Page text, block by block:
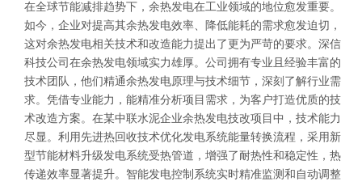
在全球节能减排趋势下，余热发电在工业领域的地位愈发重要。
如今，企业对提高其余热发电效率、降低能耗的需求愈发迫切，
这对余热发电相关技术和改造能力提出了更为严苛的要求。深信
科技公司在余热发电领域实力雄厚。公司拥有专业且经验丰富的
技术团队，他们精通余热发电原理与技术细节，深刻了解行业需
求。凭借专业能力，能精准分析项目需求，为客户打造优质的技
术改造方案。在某中联水泥企业余热发电技改项目中，技术能力
尽显。利用先进热回收技术优化发电系统能量转换流程，采用新
型节能材料升级发电系统受热管道，增强了耐热性和稳定性，热
传递效率显著提升。智能发电控制系统实时精准监测和自动调整